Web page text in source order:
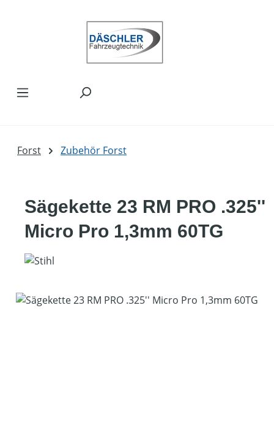
Forst Zubehör Forst
Sägekette 23 RM PRO .325''
Micro Pro 1,3mm 60TG
Bildergalerie überspringen